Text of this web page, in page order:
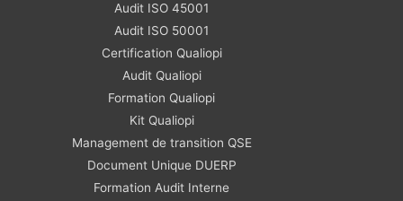
Audit ISO 45001
Audit ISO 50001
Certification Qualiopi
Audit Qualiopi
Formation Qualiopi
Kit Qualiopi
Management de transition QSE
Document Unique DUERP
Formation Audit Interne